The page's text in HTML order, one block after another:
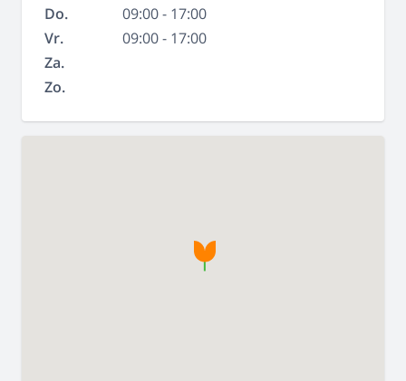
Do.
09:00 - 17:00
Vr.
09:00 - 17:00
Za.
Zo.